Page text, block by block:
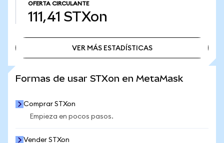
OFERTA CIRCULANTE
111,41 STXon
VER MÁS ESTADÍSTICAS
Formas de usar STXon en MetaMask
Comprar STXon
Empieza en pocos pasos.
Vender STXon